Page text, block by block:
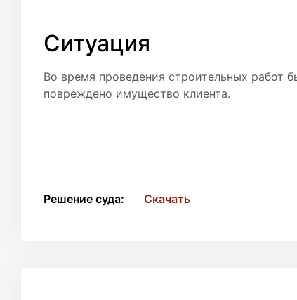
Ситуация
Во время проведения строительных работ
повреждено имущество клиента.
Решение суда: Скачать